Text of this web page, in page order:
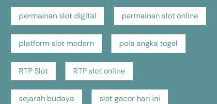
permainan slot digital permainan slot online
platform slot modern pola angka togel
RTP Slot RTP slot online
sejarah budaya slot gacor hari ini